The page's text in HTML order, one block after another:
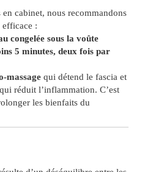
cabinet, nous recommandons
efficace :
congelée sous la voûte
5 minutes, deux fois par
massage qui détend le fascia et
qui réduit l’inflammation. C’est
les bienfaits du